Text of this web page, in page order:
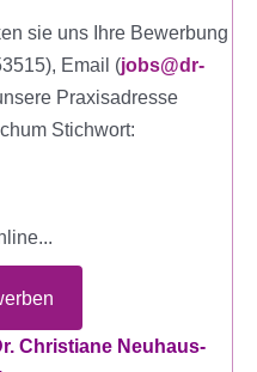
sie uns Ihre Bewerbung
Email (jobs@dr-
Praxisadresse
Stichwort:
Christiane Neuhaus-